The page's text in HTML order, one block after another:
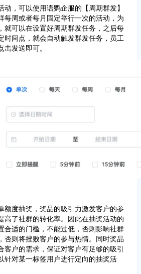
动，可以使用语鹦企服的【周期群发】
每周或者每月固定举行一次的活动，为
就可以在设置好周期群发任务，之后每
时间点，就会自动触发群发任务，员工
发送即可。
额度抽奖，奖品的吸引力激发客户的参
高了社群的转化率。因此在抽奖活动的
合适的门槛，不能过低，否则影响社群
否则将挫败客户的参与热情。同时奖品
客户的需求，保证对客户有足够的吸引
针对某一标签用户进行定向的抽奖活